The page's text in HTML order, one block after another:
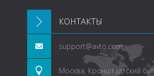
КОНТАКТЫ
support@avto.com
Москва, Кронштадтский